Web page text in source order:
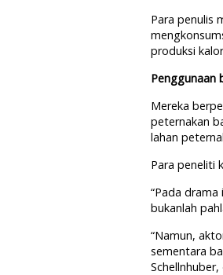
Para penulis
produksi
Penggunaan
Mereka
peternakan
lahan
Para peneliti
“Pada
bukanlah
“Namun,
sementara